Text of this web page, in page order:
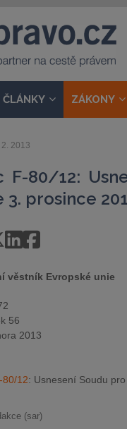
ČLÁNKY ZÁKONY
2. 2013
F-80/12:
3. prosince
věstník Evropské unie
56
2013
80/12: Usnesení Soudu
(sar)